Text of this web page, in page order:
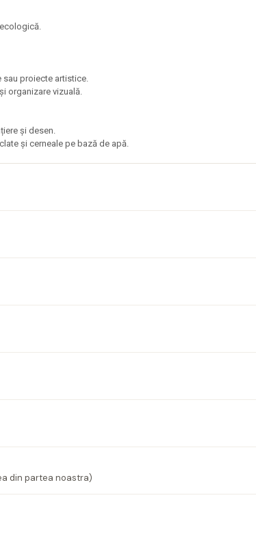
sau proiecte artistice.
organizare vizuală.
și desen.
și cerneale pe bază de apă.
din partea noastra)